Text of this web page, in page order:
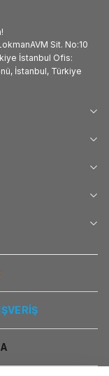
Sit. No:10
İstanbul Ofis:
İstanbul, Türkiye